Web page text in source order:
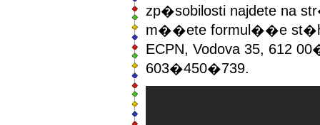
zp�sobilosti najdete na
m��ete formul��e
ECPN, Vodova 35, 612
603�450�739.